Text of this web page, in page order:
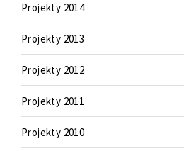
Projekty 2014
Projekty 2013
Projekty 2012
Projekty 2011
Projekty 2010